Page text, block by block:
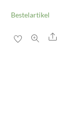
Bestelartikel
Share